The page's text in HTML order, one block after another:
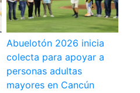
Abuelotón 2026 inicia
colecta para apoyar a
personas adultas
mayores en Cancún